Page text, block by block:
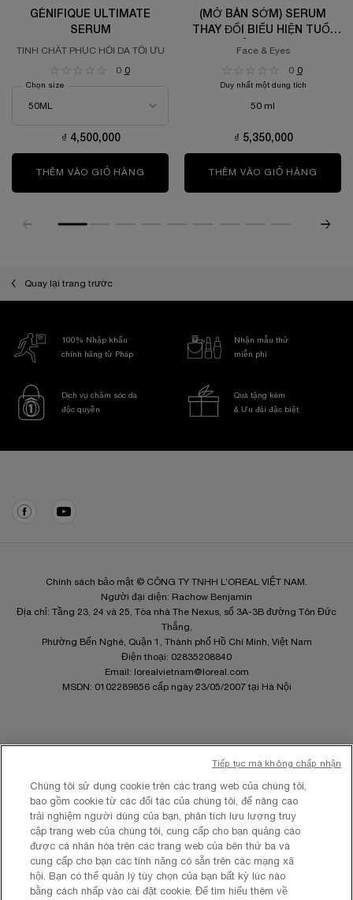
GÉNIFIQUE ULTIMATE
SERUM
TINH CHẤT PHỤC HỒI DA TỐI ƯU
0 0
Chọn size
₫ 4,500,000
THÊM VÀO GIỎ HÀNG GÉNIFIQUE ULTIMATE SERUM
(MỞ BÁN SỚM) SERUM
THAY ĐỔI BIỂU HIỆN TUỔI
DA LANCÔME LONGEVITY
Face & Eyes
0 0
Duy nhất một dung tích
50 ml
₫ 5,350,000
THÊM VÀO GIỎ HÀNG
Quay lại trang trước
100% Nhập khẩu
chính hãng từ Pháp
Nhận mẫu thử
miễn phí
Dịch vụ chăm sóc da
độc quyền
Quà tặng kèm
& Ưu đãi đặc biệt
Chính sách bảo mật © CÔNG TY TNHH L’OREAL VIỆT NAM.
Người đại diện: Rachow Benjamin
Địa chỉ: Tầng 23, 24 và 25, Tòa nhà The Nexus, số 3A-3B đường Tôn Đức
Thắng,
Phường Bến Nghé, Quận 1, Thành phố Hồ Chí Minh, Việt Nam
Điện thoại: 02835208840
Email:
lorealvietnam@loreal.com
MSDN: 0102289856 cấp ngày 23/05/2007 tại Hà Nội
Điều khoản và Điều kiện
Chính sách quyền riêng tư
Cài Đặt Cookies
Chúng tôi sử dụng cookie trên các trang web của chúng tôi,
bao gồm cookie từ các đối tác của chúng tôi, để nâng cao
trải nghiệm người dùng của bạn, phân tích lưu lượng truy
cập trang web của chúng tôi, cung cấp cho bạn quảng cáo
được cá nhân hóa trên các trang web của bên thứ ba và
cung cấp cho bạn các tính năng có sẵn trên các mạng xã
hội. Bạn có thể quản lý tùy chọn của bạn bất kỳ lúc nào
bằng cách nhấp vào cài đặt cookie. Để tìm hiểu thêm về
Tiếp tục mà không chấp nhận